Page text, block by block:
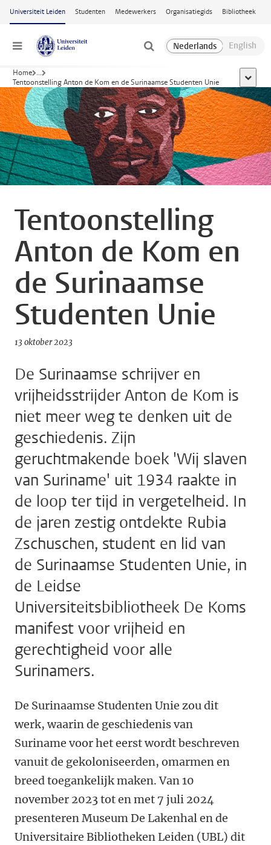
Ga naar hoofdinhoud
Universiteit Leiden Studenten Medewerkers Organisatiegids Bibliotheek
Menu
Home ...
Tentoonstelling Anton de Kom en de Surinaamse Studenten Unie
toon
Tentoonstelling
Anton de Kom en
de Surinaamse
Studenten Unie
13 oktober 2023
De Surinaamse schrijver en
vrijheidsstrijder Anton de Kom is
niet meer weg te denken uit de
geschiedenis. Zijn
geruchtmakende boek 'Wij slaven
van Suriname' uit 1934 raakte in
de loop ter tijd in vergetelheid. In
de jaren zestig ontdekte Rubia
Zschuschen, student en lid van
de Surinaamse Studenten Unie, in
de Leidse
Universiteitsbibliotheek De Koms
manifest voor vrijheid en
gerechtigheid voor alle
Surinamers.
De Surinaamse Studenten Unie zou dit
werk, waarin de geschiedenis van
Suriname voor het eerst wordt beschreven
vanuit de gekoloniseerden, omarmen en
breed toegankelijk maken. Van 10
november 2023 tot en met 7 juli 2024
presenteren Museum De Lakenhal en de
Universitaire Bibliotheken Leiden (UBL) dit